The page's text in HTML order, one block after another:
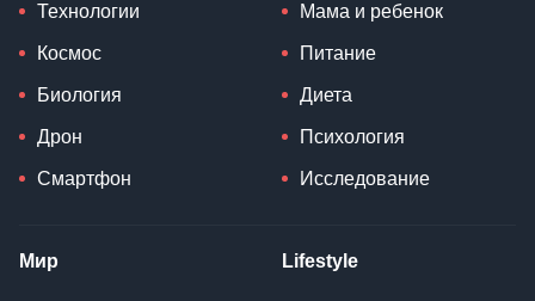
Технологии
Космос
Биология
Дрон
Смартфон
Мама и ребенок
Питание
Диета
Психология
Исследование
Мир Lifestyle